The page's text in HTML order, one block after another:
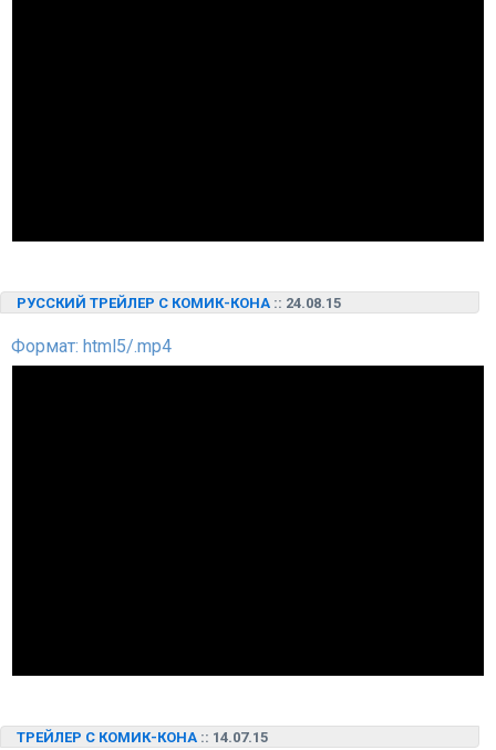
РУССКИЙ ТРЕЙЛЕР С КОМИК-КОНА :: 24.08.15
Формат: html5/.mp4
ТРЕЙЛЕР С КОМИК-КОНА :: 14.07.15